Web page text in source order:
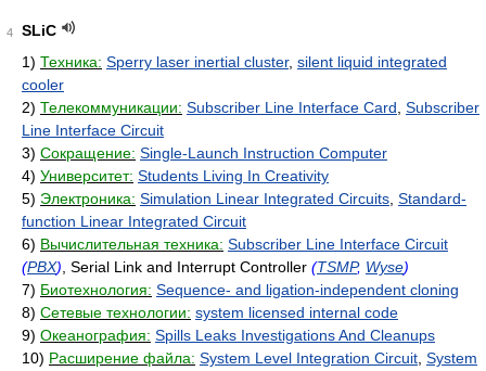
4
SLiC
1) Техника: Sperry laser inertial cluster, silent liquid integrated
cooler
2) Телекоммуникации: Subscriber Line Interface Card Subscriber
Line Interface Circuit
3) Сокращение: Single-Launch Instruction Computer
4) Университет: Students Living In Creativity
5) Электроника: Simulation Linear Integrated Circuits Standard-
function Linear Integrated Circuit
6) Вычислительная техника: Subscriber Line Interface Circuit
(PBX) , Serial Link and Interrupt Controller (TSMP, Wyse)
7) Биотехнология: Sequence- and ligation-independent cloning
8) Сетевые технологии: system licensed internal code
9) Океанография: Spills Leaks Investigations And Cleanups
10) Расширение файла: System Level Integration Circuit System